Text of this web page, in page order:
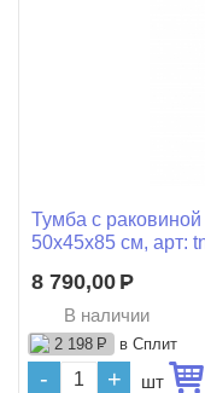
Тумба с
50x45x85 см, арт:
8 790,00 Р
В наличии
2 198 Р в Сплит
- + шт